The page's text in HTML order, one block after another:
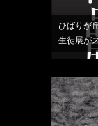
ひばりが
生徒展が